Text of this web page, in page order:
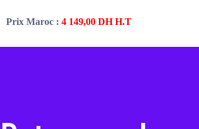
Prix Maroc : 4 149,00 DH H.T